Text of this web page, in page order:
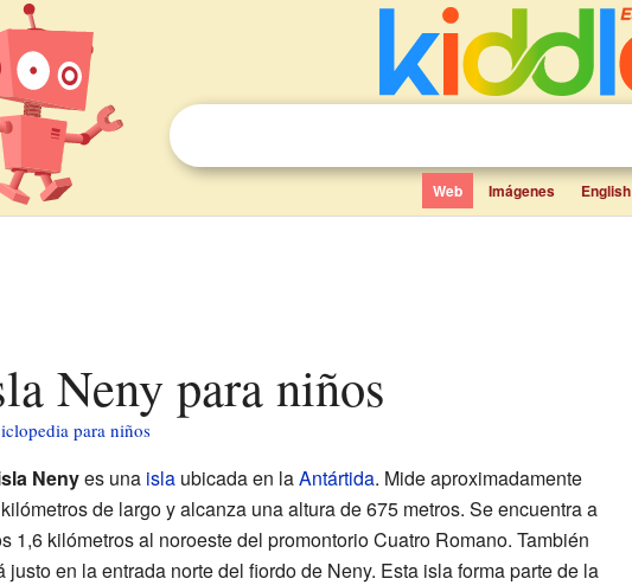
Web Imágenes English
Neny para niños
para niños
Nenyes una islaubicada en laAntártida. Mide aproximadamente
de largo y alcanza una altura de 675 metros. Se encuentra a
1,6 kilómetros al noroeste del promontorio Cuatro Romano. También
justo en la entrada norte del fiordo de Neny. Esta isla forma parte de la